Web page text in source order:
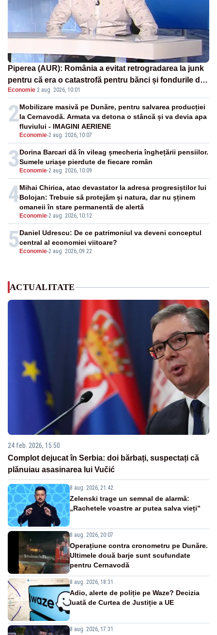
Piperea (AUR): România a evitat retrogradarea la junk
pentru că era o catastrofă pentru bănci și fondurile de
pensii
Economie·2 aug. 2026, 10:01
2
Economie-2 aug. 2026, 10:07
Mobilizare masivă pe Dunăre, pentru salvarea producției
la Cernavodă. Armata va detona o stâncă și va devia apa
fluviului - IMAGINI AERIENE
3 Economie-2 aug. 2026, 10:09
Dorina Barcari dă în vileag șmecheria înghețării pensiilor.
Sumele uriașe pierdute de fiecare român
4
Economie-2 aug. 2026, 10:12
Mihai Chirica, atac devastator la adresa progresiștilor lui
Bolojan: Trebuie să protejăm și natura, dar nu șținem
omaneii în stare permanentă de alertă
5 Economie-2 aug. 2026, 09:22
Daniel Udrescu: De ce patrimoniul va deveni conceptul
central al economiei viitoare?
ACTUALITATE
24 feb. 2026, 15:50
Complot dejucat în Serbia: doi bărbați, suspectați că
plănuiau asasinarea lui Vučić
8 aug. 2026, 21:42
Zelenski trage un semnal de alarmă:
„Rachetele voastre ar putea salva vieți”
8 aug. 2026, 20:07
Operațiune contra cronometru pe Dunăre.
Ultimele două barje sunt scufundate
pentru Cernavodă
8 aug. 2026, 18:31
Adio, alerte de poliție pe Waze? Decizia
luată de Curtea de Justiție a UE
8 aug. 2026, 17:31